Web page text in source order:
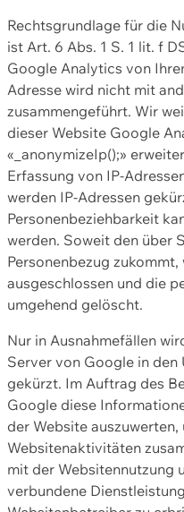
Rechtsgrundlage für die
ist Art. 6 Abs. 1 S. 1 lit. f
Google Analytics von
Adresse wird nicht mit
zusammengeführt. Wir
dieser Website Google
«_anonymizeIp();»
Erfassung von IP-
werden IP-Adressen
Personenbeziehbarkeit
werden. Soweit den über
Personenbezug
ausgeschlossen und die
umgehend gelöscht.
Nur in Ausnahmefällen
Server von Google in
gekürzt. Im Auftrag des
Google diese
der Website
Websitenaktivitäten
mit der Websitennutzung
verbundene